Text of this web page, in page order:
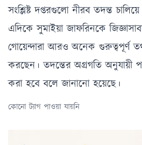
সংশ্লিষ্ট দপ্তরগুলো নীরব তদন্ত চালিয়ে
এদিকে সুমাইয়া জাফরিনকে
গোয়েন্দারা আরও অনেক গুরুত্বপূর্ণ
করছেন। তদন্তের অগ্রগতি অনুযায়ী
করা হবে বলে জানানো হয়েছে।
কোনো ট্যাগ পাওয়া যায়নি